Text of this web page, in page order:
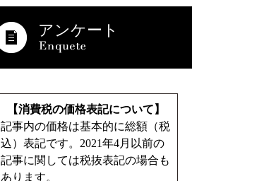
アンケート
【消費税の価格表記について】
記事内の価格は基本的に総額（税
込）表記です。2021年4月以前の
記事に関しては税抜表記の場合も
あります。